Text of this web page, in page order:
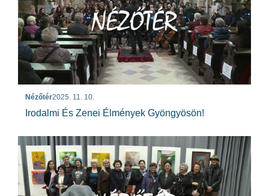
Nézőtér2025. 11. 10.
Irodalmi És Zenei Élmények Gyöngyösön!